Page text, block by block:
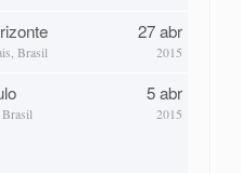
Brasil
27 abr
2015
Brasil
5 abr
2015